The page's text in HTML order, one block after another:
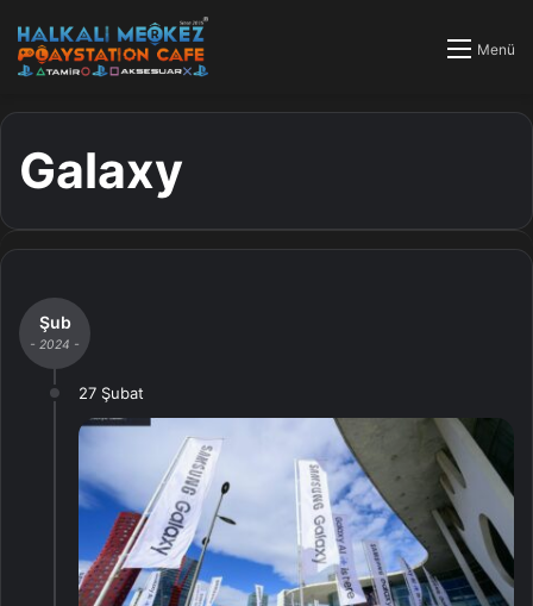
Menü
Galaxy
Şub
- 2024 -
27 Şubat